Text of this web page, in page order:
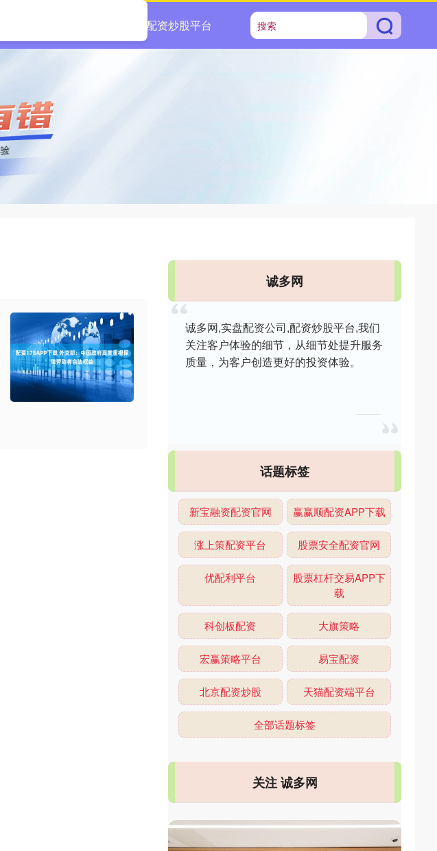
配资炒股平台
诚多网
诚多网,实盘配资公司,配资炒股平台,我们
关注客户体验的细节，从细节处提升服务
质量，为客户创造更好的投资体验。
话题标签
新宝融资配资官网 赢赢顺配资APP下载
涨上策配资平台 股票安全配资官网
优配利平台
股票杠杆交易APP下
载
科创板配资 大旗策略
宏赢策略平台 易宝配资
北京配资炒股 天猫配资端平台
全部话题标签
关注 诚多网